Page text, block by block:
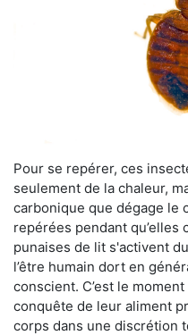
Pour se repérer, ces
seulement de la chaleur,
carbonique que dégage le
repérées pendant
punaises de lit s'activent
l’être humain dort en
conscient. C’est le
conquête de leur aliment
corps dans une discrétion